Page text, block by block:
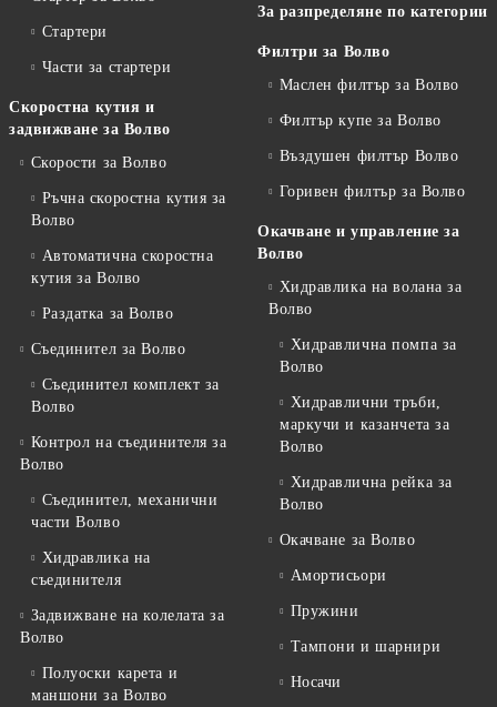
Стартери
Части за стартери
Скоростна кутия и
задвижване за Волво
Скорости за Волво
Ръчна скоростна кутия за
Волво
Автоматична скоростна
кутия за Волво
Раздатка за Волво
Съединител за Волво
Съединител комплект за
Волво
Контрол на съединителя за
Волво
Съединител, механични
части Волво
Хидравлика на
съединителя
Задвижване на колелата за
Волво
Полуоски карета и
маншони за Волво
За разпределяне по категории
Филтри за Волво
Маслен филтър за Волво
Филтър купе за Волво
Въздушен филтър Волво
Горивен филтър за Волво
Окачване и управление за
Волво
Хидравлика на волана за
Волво
Хидравлична помпа за
Волво
Хидравлични тръби,
маркучи и казанчета за
Волво
Хидравлична рейка за
Волво
Окачване за Волво
Амортисьори
Пружини
Тампони и шарнири
Носачи